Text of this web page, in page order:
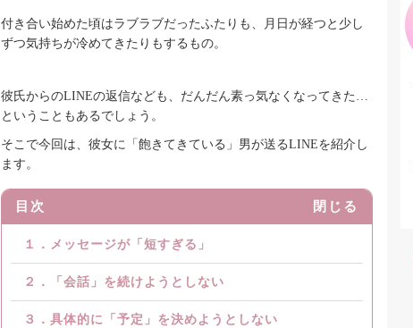
付き合い始めた頃はラブラブだったふたりも、月日が経つと少し
ずつ気持ちが冷めてきたりもするもの。
彼氏からのLINEの返信なども、だんだん素っ気なくなってきた…
ということもあるでしょう。
そこで今回は、彼女に「飽きてきている」男が送るLINEを紹介し
ます。
目次 閉じる
１．メッセージが「短すぎる」
２．「会話」を続けようとしない
３．具体的に「予定」を決めようとしない